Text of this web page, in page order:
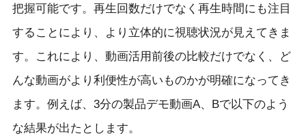
把握可能です。再生回数だけでなく再生時間にも注目
することにより、より立体的に視聴状況が見えてきま
す。これにより、動画活用前後の比較だけでなく、ど
んな動画がより利便性が高いものかが明確になってき
ます。例えば、3分の製品デモ動画A、Bで以下のよう
な結果が出たとします。